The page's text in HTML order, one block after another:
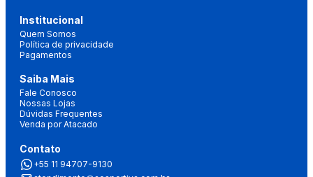
Institucional
Quem Somos
Política de privacidade
Pagamentos
Saiba Mais
Fale Conosco
Nossas Lojas
Dúvidas Frequentes
Venda por Atacado
Contato
+55 11 94707-9130